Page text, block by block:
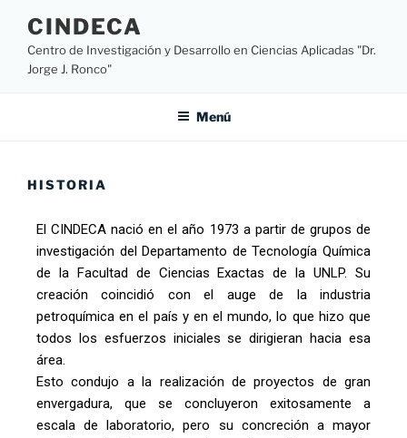
CINDECA
Centro de Investigación y Desarrollo en Ciencias Aplicadas "Dr.
Jorge J. Ronco"
Menú
HISTORIA
El CINDECA nació en el año 1973 a partir de grupos de
investigación del Departamento de Tecnología Química
de la Facultad de Ciencias Exactas de la UNLP. Su
creación coincidió con el auge de la industria
petroquímica en el país y en el mundo, lo que hizo que
todos los esfuerzos iniciales se dirigieran hacia esa
área.
Esto condujo a la realización de proyectos de gran
envergadura, que se concluyeron exitosamente a
escala de laboratorio, pero su concreción a mayor